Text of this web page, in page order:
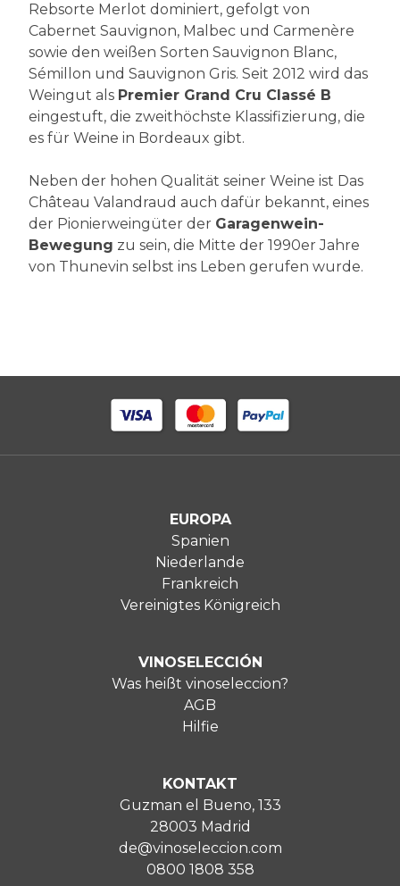
Rebsorte Merlot dominiert, gefolgt von
Cabernet Sauvignon, Malbec und Carmenère
sowie den weißen Sorten Sauvignon Blanc,
Sémillon und Sauvignon Gris. Seit 2012 wird das
Weingut als Premier Grand Cru Classé B
eingestuft, die zweithöchste Klassifizierung, die
es für Weine in Bordeaux gibt.
Neben der hohen Qualität seiner Weine ist Das
Château Valandraud auch dafür bekannt, eines
der Pionierweingüter der Garagenwein-
Bewegung zu sein, die Mitte der 1990er Jahre
von Thunevin selbst ins Leben gerufen wurde.
EUROPA
Spanien
Niederlande
Frankreich
Vereinigtes Königreich
VINOSELECCIÓN
Was heißt vinoseleccion?
AGB
Hilfie
KONTAKT
Guzman el Bueno, 133
28003 Madrid
de@vinoseleccion.com
0800 1808 358